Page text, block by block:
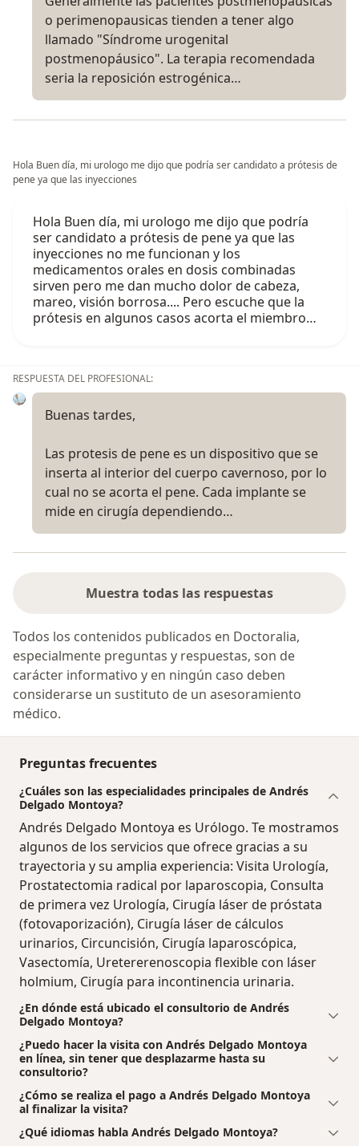
o perimenopausicas tienden a tener algo
llamado "Síndrome urogenital
postmenopáusico". La terapia recomendada
seria la reposición estrogénica…
Hola Buen día, mi urologo me dijo que podría ser candidato a prótesis de
pene ya que las inyecciones
Hola Buen día, mi urologo me dijo que podría
ser candidato a prótesis de pene ya que las
inyecciones no me funcionan y los
medicamentos orales en dosis combinadas
sirven pero me dan mucho dolor de cabeza,
mareo, visión borrosa.... Pero escuche que la
prótesis en algunos casos acorta el miembro…
RESPUESTA DEL PROFESIONAL:
Buenas tardes,
Las protesis de pene es un dispositivo que se
inserta al interior del cuerpo cavernoso, por lo
cual no se acorta el pene. Cada implante se
mide en cirugía dependiendo…
Muestra todas las respuestas
Todos los contenidos publicados en Doctoralia,
especialmente preguntas y respuestas, son de
carácter informativo y en ningún caso deben
considerarse un sustituto de un asesoramiento
médico.
Preguntas frecuentes
¿Cuáles son las especialidades principales de Andrés
Delgado Montoya?
Andrés Delgado Montoya es Urólogo. Te mostramos
algunos de los servicios que ofrece gracias a su
trayectoria y su amplia experiencia: Visita Urología,
Prostatectomia radical por laparoscopia, Consulta
de primera vez Urología, Cirugía láser de próstata
(fotovaporización), Cirugía láser de cálculos
urinarios, Circuncisión, Cirugía laparoscópica,
Vasectomía, Uretererenoscopia flexible con láser
holmium, Cirugía para incontinencia urinaria.
¿En dónde está ubicado el consultorio de Andrés
Delgado Montoya?
¿Puedo hacer la visita con Andrés Delgado Montoya
en línea, sin tener que desplazarme hasta su
consultorio?
¿Cómo se realiza el pago a Andrés Delgado Montoya
al finalizar la visita?
¿Qué idiomas habla Andrés Delgado Montoya?